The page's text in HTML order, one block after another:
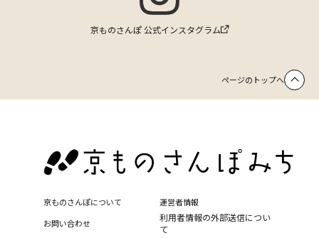
京ものさんぽ 公式インスタグラム
ページのトップへ
京ものさんぽについて
運営者情報
お問い合わせ
利用者情報の外部送信につい
て